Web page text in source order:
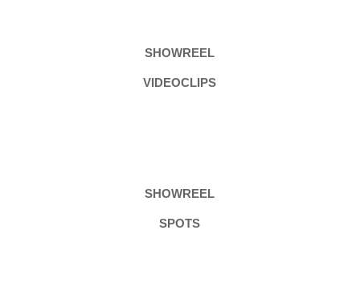
SHOWREEL
VIDEOCLIPS
SHOWREEL
SPOTS